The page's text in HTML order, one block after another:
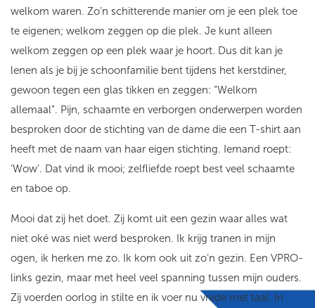
welkom waren. Zo’n schitterende manier om je een plek toe
te eigenen; welkom zeggen op die plek. Je kunt alleen
welkom zeggen op een plek waar je hoort. Dus dit kan je
lenen als je bij je schoonfamilie bent tijdens het kerstdiner,
gewoon tegen een glas tikken en zeggen: “Welkom
allemaal”. Pijn, schaamte en verborgen onderwerpen worden
besproken door de stichting van de dame die een T-shirt aan
heeft met de naam van haar eigen stichting. Iemand roept:
‘Wow’. Dat vind ik mooi; zelfliefde roept best veel schaamte
en taboe op.
Mooi dat zij het doet. Zij komt uit een gezin waar alles wat
niet oké was niet werd besproken. Ik krijg tranen in mijn
ogen, ik herken me zo. Ik kom ook uit zo’n gezin. Een VPRO-
links gezin, maar met heel veel spanning tussen mijn ouders.
Zij voerden oorlog in stilte en ik voer nu vrede met taal. In